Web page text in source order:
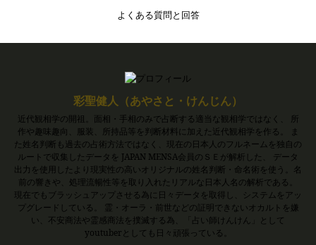
よくある質問と回答
彩聖健人（あやさと・けんじん）
近代観相学の開祖。面相・手相のみで占断する適当な観相学ではなく、 所
作や趣味趣向、服装、所持品等を判断材料に加えた近代観相学を作る。 ま
た姓名判断も過去の占術方法ではなく、現在の日本人のフルネームを独自の
ルートで収集したデータを JAPAN MENSA会員のＳＥが解析した、 データ
出力を使用したより現実性の高いオリジナルの姓名判断・命名術を使う。名
前の響きや、処理流暢性等を取り入れたリアルな日本人名の解析である。
現在でもブラッシュアップさせる為に日々データを取得し、システムをアッ
プグレードしている。 霊・オーラ・前世などの証明できないオカルトを嫌
い、不安商法や霊感商法を撲滅する為、「占い師けんけん」として
youtuberとしても日々頑張っている。